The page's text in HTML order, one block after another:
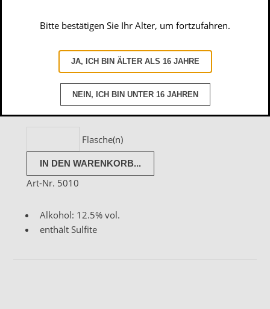
Muskattrollinger.
7.50 EUR je Flasche à
= 10 EUR pro l)inkl.
19% MWSt.
Versandkosten
Flasche(n)
Art-Nr. 5010
Alkohol: 12.5% vol.
enthält Sulfite
Bitte bestätigen Sie Ihr Alter, um fortzufahren.
JA, ICH BIN ÄLTER ALS 16 JAHRE
NEIN, ICH BIN UNTER 16 JAHREN